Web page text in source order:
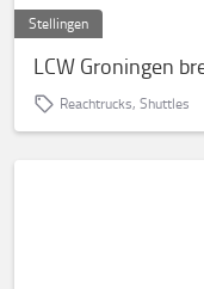
Stellingen
LCW Groningen
Reachtrucks, Shuttles